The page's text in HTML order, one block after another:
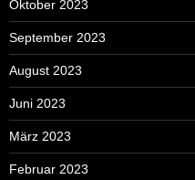
Oktober 2023
September 2023
August 2023
Juni 2023
März 2023
Februar 2023